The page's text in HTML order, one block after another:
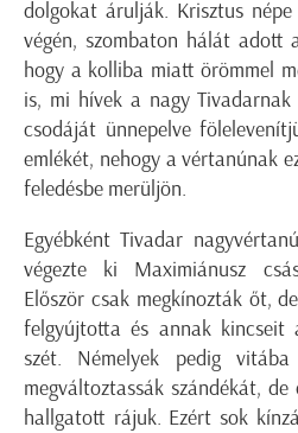
dolgokat árulják. Krisztus
végén, szombaton hálát adott
hogy a kolliba miatt örömmel
is, mi hívek a nagy
csodáját ünnepelve
emlékét, nehogy a vértanúnak
feledésbe merüljön.
Egyébként Tivadar
végezte ki Maximiánusz
Először csak megkínozták őt,
felgyújtotta és annak kincseit
szét. Némelyek pedig
megváltoztassák szándékát,
hallgatott rájuk. Ezért sok